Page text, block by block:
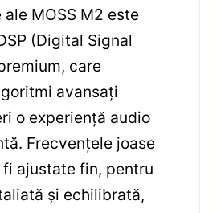
MOSS M2 este
(Digital Signal
care
avansați
o experiență audio
Frecvențele joase
ajustate fin, pentru
și echilibrată,